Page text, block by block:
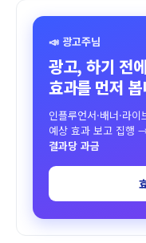
📣 광고주님
광고, 하기 전에
효과를 먼저
인플루언서·배너·라이
예상 효과 보고 집행
결과당 과금